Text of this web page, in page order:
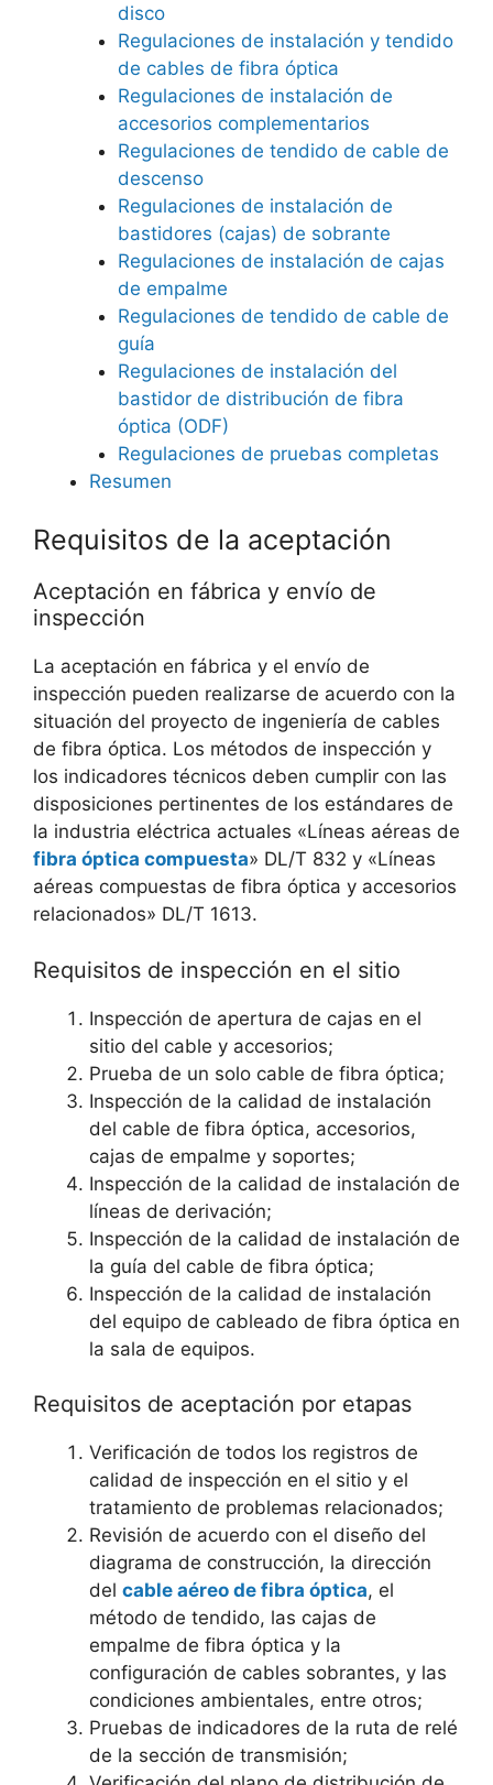
disco
Regulaciones de instalación y tendido
de cables de fibra óptica
Regulaciones de instalación de
accesorios complementarios
Regulaciones de tendido de cable de
descenso
Regulaciones de instalación de
bastidores (cajas) de sobrante
Regulaciones de instalación de cajas
de empalme
Regulaciones de tendido de cable de
guía
Regulaciones de instalación del
bastidor de distribución de fibra
óptica (ODF)
Regulaciones de pruebas completas
Resumen
Requisitos de la aceptación
Aceptación en fábrica y envío de
inspección
La aceptación en fábrica y el envío de
inspección pueden realizarse de acuerdo con la
situación del proyecto de ingeniería de cables
de fibra óptica. Los métodos de inspección y
los indicadores técnicos deben cumplir con las
disposiciones pertinentes de los estándares de
la industria eléctrica actuales «Líneas aéreas de
fibra óptica compuesta» DL/T 832 y «Líneas
aéreas compuestas de fibra óptica y accesorios
relacionados» DL/T 1613.
Requisitos de inspección en el sitio
Inspección de apertura de cajas en el
sitio del cable y accesorios;
Prueba de un solo cable de fibra óptica;
Inspección de la calidad de instalación
del cable de fibra óptica, accesorios,
cajas de empalme y soportes;
Inspección de la calidad de instalación de
líneas de derivación;
Inspección de la calidad de instalación de
la guía del cable de fibra óptica;
Inspección de la calidad de instalación
del equipo de cableado de fibra óptica en
la sala de equipos.
Requisitos de aceptación por etapas
Verificación de todos los registros de
calidad de inspección en el sitio y el
tratamiento de problemas relacionados;
Revisión de acuerdo con el diseño del
diagrama de construcción, la dirección
del cable aéreo de fibra óptica, el
método de tendido, las cajas de
empalme de fibra óptica y la
configuración de cables sobrantes, y las
condiciones ambientales, entre otros;
Pruebas de indicadores de la ruta de relé
de la sección de transmisión;